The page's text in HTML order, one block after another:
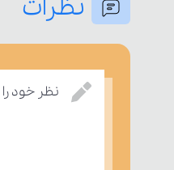
نظرات
نظر خود